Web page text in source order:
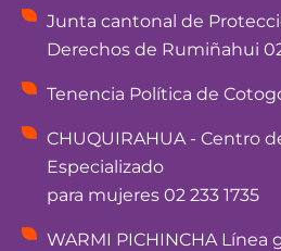
Junta cantonal de
Derechos de Rumiñahui
Tenencia Política de
CHUQUIRAHUA - Centro
Especializado
para mujeres 02 233 1735
WARMI PICHINCHA Línea